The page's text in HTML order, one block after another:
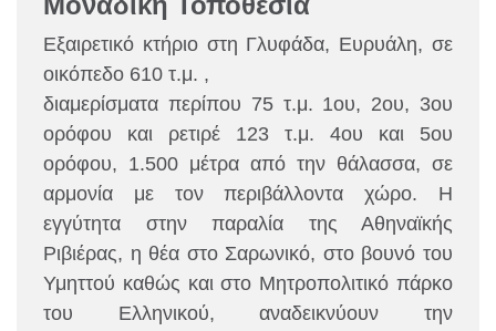
Εξαιρετικό κτήριο στη Γλυφάδα, Ευρυάλη, σε
οικόπεδο 610 τ.μ. ,
διαμερίσματα περίπου 75 τ.μ. 1ου, 2ου, 3ου
ορόφου και ρετιρέ 123 τ.μ. 4ου και 5ου
ορόφου, 1.500 μέτρα από την θάλασσα, σε
αρμονία με τον περιβάλλοντα χώρο. Η
εγγύτητα στην παραλία της Αθηναϊκής
Ριβιέρας, η θέα στο Σαρωνικό, στο βουνό του
Υμηττού καθώς και στο Μητροπολιτικό πάρκο
του Ελληνικού, αναδεικνύουν την